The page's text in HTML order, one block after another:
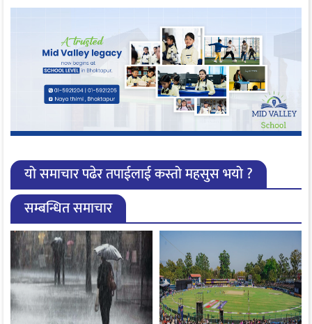
यो समाचार पढेर तपाईलाई कस्तो महसुस भयो ?
सम्बन्धित समाचार